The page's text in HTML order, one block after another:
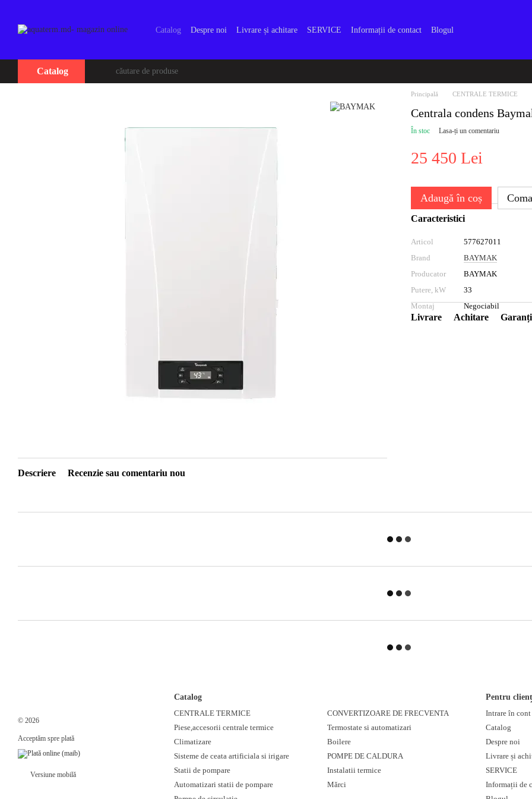
Catalog Despre noi Livrare și achitare SERVICE Informații de contact Blogul
Catalog
Descriere Recenzie sau comentariu nou
Principală CENTRALE TERMICE
Centrala condens
În stoc Lasa-ți un comentariu
25 450 Lei
Adaugă în coș
Caracteristici
Articol
577627011
Brand
BAYMAK
Producator
BAYMAK
Putere, kW
33
Montaj
Negociabil
Livrare Achitare
© 2026
Acceptăm spre plată
Versiune mobilă
Catalog
CENTRALE TERMICE
Piese,accesorii centrale termice
Climatizare
Sisteme de ceata artificiala si irigare
Statii de pompare
Automatizari statii de pompare
CONVERTIZOARE DE FRECVENTA
Termostate si automatizari
Boilere
POMPE DE CALDURA
Instalatii termice
Mărci
Pentru
Intrare în
Catalog
Despre noi
Livrare și
SERVICE
Informații de